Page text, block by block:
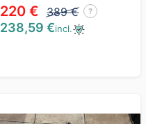
220 € 389 € ?
238,59 €incl.